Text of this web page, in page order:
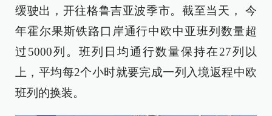
缓驶出，开往格鲁吉亚波季市。截至当天， 今
年霍尔果斯铁路口岸通行中欧中亚班列数量超
过5000列。班列日均通行数量保持在27列以
上，平均每2个小时就要完成一列入境返程中欧
班列的换装。